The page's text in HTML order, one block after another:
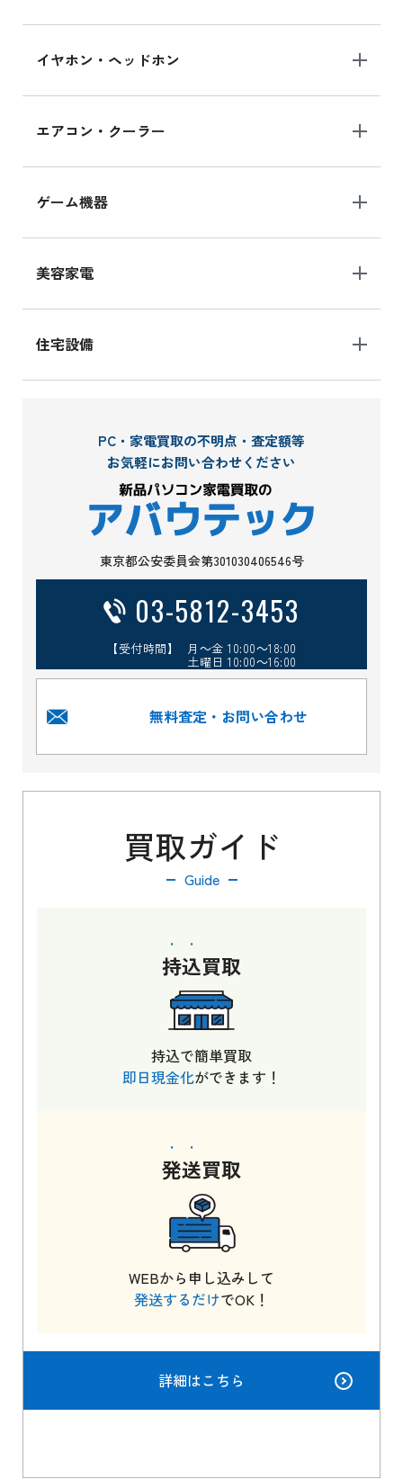
イヤホン・ヘッドホン
エアコン・クーラー
ゲーム機器
美容家電
住宅設備
PC・家電買取の不明点・査定額等
お気軽にお問い合わせください
東京都公安委員会第301030406546号
03-5812-3453
【受付時間】 月～金 10:00～18:00
土曜日 10:00～16:00
無料査定・お問い合わせ
買取ガイド
Guide
持込買取
持込で簡単買取
即日現金化ができます！
発送買取
WEBから申し込みして
発送するだけでOK！
詳細はこちら